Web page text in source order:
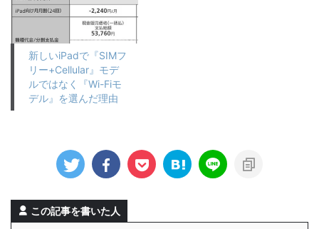
新しいiPadで『SIMフ
リー+Cellular』モデ
ルではなく『Wi-Fiモ
デル』を選んだ理由
この記事を書いた人